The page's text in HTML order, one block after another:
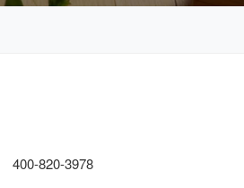
400-820-3978